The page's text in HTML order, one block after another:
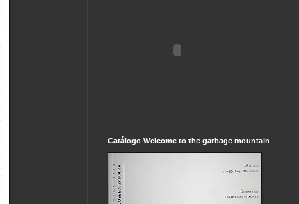
Catálogo Welcome to the garbage mountain